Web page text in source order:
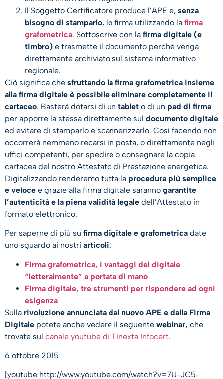
Il Soggetto Certificatore produce l’APE e, senza
bisogno di stamparlo, lo firma utilizzando la firma
grafometrica. Sottoscrive con la firma digitale (e
timbro) e trasmette il documento perché venga
direttamente archiviato sul sistema informativo
regionale.
Ciò significa che sfruttando la firma grafometrica insieme
alla firma digitale è possibile eliminare completamente il
cartaceo. Basterà dotarsi di un tablet o di un pad di firma
per apporre la stessa direttamente sul documento digitale
ed evitare di stamparlo e scannerizzarlo. Così facendo non
occorrerà nemmeno recarsi in posta, o direttamente negli
uffici competenti, per spedire o consegnare la copia
cartacea del nostro Attestato di Prestazione energetica.
Digitalizzando renderemo tutta la procedura più semplice
e veloce e grazie alla firma digitale saranno garantite
l’autenticità e la piena validità legale dell’Attestato in
formato elettronico.
Per saperne di più su firma digitale e grafometrica date
uno sguardo ai nostri articoli:
Firma grafometrica, i vantaggi del digitale
“letteralmente” a portata di mano
Firma digitale, tre strumenti per rispondere ad ogni
esigenza
Sulla rivoluzione annunciata dal nuovo APE e dalla Firma
Digitale potete anche vedere il seguente webinar, che
trovate sul canale youtube di Tinexta Infocert.
6 ottobre 2015
[youtube http://www.youtube.com/watch?v=7U-JC5-